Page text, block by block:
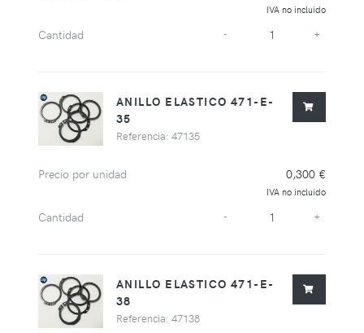
IVA no incluido
Cantidad - +
ANILLO ELASTICO 471-E-
35
Referencia: 47135
Precio por unidad 0,300 €
IVA no incluido
Cantidad - +
ANILLO ELASTICO 471-E-
38
Referencia: 47138